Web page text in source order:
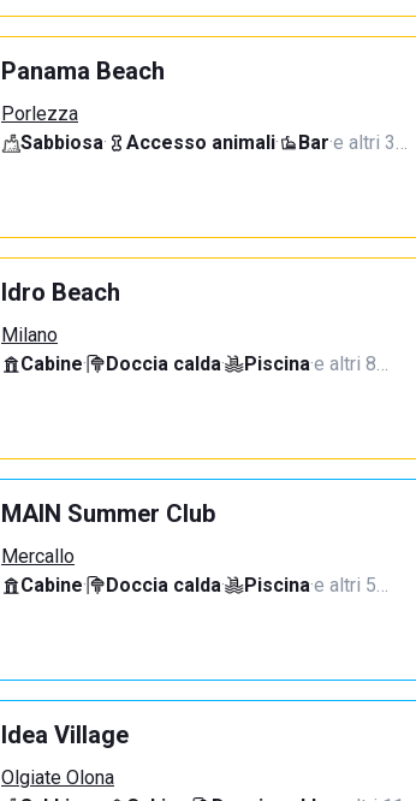
Panama Beach
Porlezza
Sabbiosa· Accesso animali· Bar·e altri 3…
Idro Beach
Milano
Cabine· Doccia calda· Piscina·e altri 8…
MAIN Summer Club
Mercallo
Cabine· Doccia calda· Piscina·e altri 5…
Idea Village
Olgiate Olona